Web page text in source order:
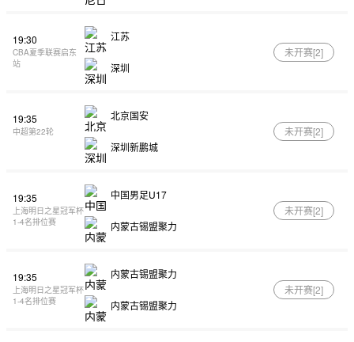
19:30
CBA夏季联赛启东
站
江苏
深圳
未开赛[2]
19:35
中超第22轮
北京国安
深圳新鹏城
未开赛[2]
19:35
上海明日之星冠军杯
1-4名排位赛
中国男足U17
内蒙古锡盟聚力
未开赛[2]
19:35
上海明日之星冠军杯
1-4名排位赛
内蒙古锡盟聚力
内蒙古锡盟聚力
未开赛[2]